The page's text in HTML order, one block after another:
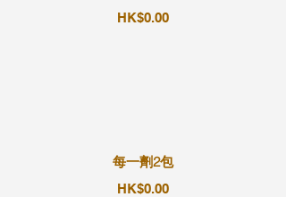
HK$0.00
每一劑2包
HK$0.00